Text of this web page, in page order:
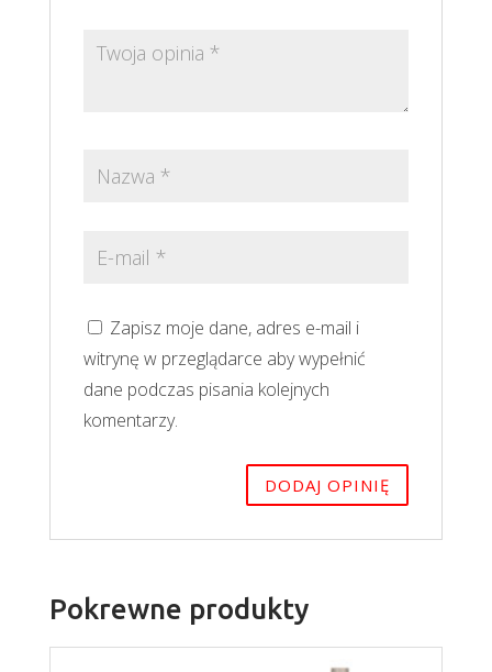
Zapisz moje dane, adres e-mail i
witrynę w przeglądarce aby wypełnić
dane podczas pisania kolejnych
komentarzy.
Pokrewne produkty